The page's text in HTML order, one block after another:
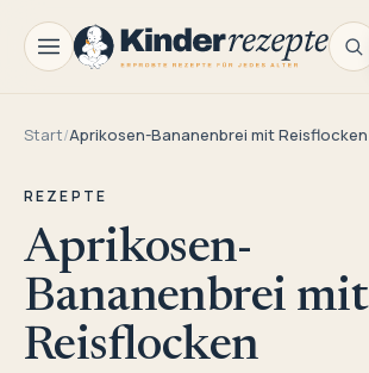
Start/Aprikosen-Bananenbrei mit Reisflocken
REZEPTE
Aprikosen-
Bananenbrei mit
Reisflocken